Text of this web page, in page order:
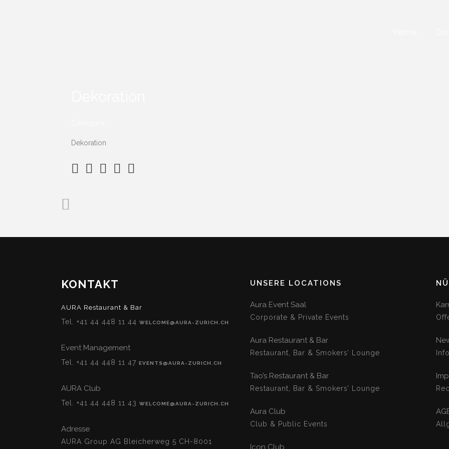
Dekoration
KONTAKT
AURA Restaurant & Bar
Tel. +41 44 448 11 44 WELCOME@AURA-ZURICH.CH
Event Management
Tel. +41 44 448 11 47 EVENTS@AURA-ZURICH.CH
AURA Club
Tel. +41 44 448 11 43 WELCOME@AURA-ZURICH.CH
Adresse
AURA Group AG Bleicherweg 5 CH-8001
UNSERE LOCATIONS
Aura Event Saal
Corporate & Private Events
Aura Restaurant & Bar
Restaurant, Bar & Smokers’ Lounge
Tao’s Restaurant & Bar
Restaurant, Bar & Smokers’ Lounge
Aura Club
Club & Public Events
Icon Club